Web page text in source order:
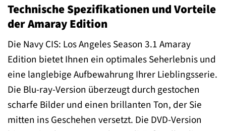
Technische Spezifikationen und Vorteile
der Amaray Edition
Die Navy CIS: Los Angeles Season 3.1 Amaray
Edition bietet Ihnen ein optimales Seherlebnis und
eine langlebige Aufbewahrung Ihrer Lieblingsserie.
Die Blu-ray-Version überzeugt durch gestochen
scharfe Bilder und einen brillanten Ton, der Sie
mitten ins Geschehen versetzt. Die DVD-Version